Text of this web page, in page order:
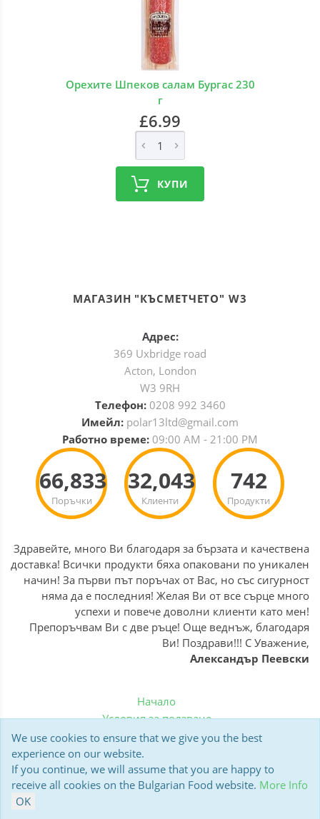
Орехите Шпеков салам Бургас 230
г
£6.99
КУПИ
МАГАЗИН "КЪСМЕТЧЕТО" W3
Адрес:
369 Uxbridge road
Acton, London
W3 9RH
Телефон: 0208 992 3460
Имейл: polar13ltd@gmail.com
Работно време: 09:00 AM - 21:00 PM
Поръчки
66,833
Клиенти
32,043
Продукти
742
Здравейте, много Ви благодаря за бързата и качествена
доставка! Всички продукти бяха опаковани по уникален
начин! За първи път поръчах от Вас, но със сигурност
няма да е последния! Желая Ви от все сърце много
успехи и повече доволни клиенти като мен!
Препоръчвам Ви с две ръце! Още веднъж, благодаря
Ви! Поздрави!!! С Уважение,
Александър Пеевски
Начало
Условия за ползване
Политика за бисквитки
Доставка
Мнения на клиенти
Polar13 BulgarianFood.co.uk © 2006-2026
We use cookies to ensure that we give you the best
experience on our website.
If you continue, we will assume that you are happy to
receive all cookies on the Bulgarian Food website. More Info
OK